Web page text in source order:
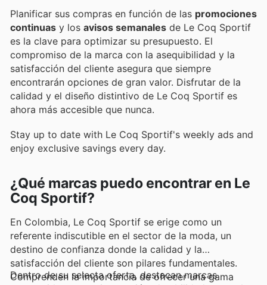
Planificar sus compras en función de las promociones
continuas y los avisos semanales de Le Coq Sportif
es la clave para optimizar su presupuesto. El
compromiso de la marca con la asequibilidad y la
satisfacción del cliente asegura que siempre
encontrarán opciones de gran valor. Disfrutar de la
calidad y el diseño distintivo de Le Coq Sportif es
ahora más accesible que nunca.
Stay up to date with Le Coq Sportif's weekly ads and
enjoy exclusive savings every day.
¿Qué marcas puedo encontrar en Le
Coq Sportif?
En Colombia, Le Coq Sportif se erige como un
referente indiscutible en el sector de la moda, un
destino de confianza donde la calidad y la
satisfacción del cliente son pilares fundamentales.
Comprenden la importancia de ofrecer una gama
Dentro de su selecta oferta, destacan marcas